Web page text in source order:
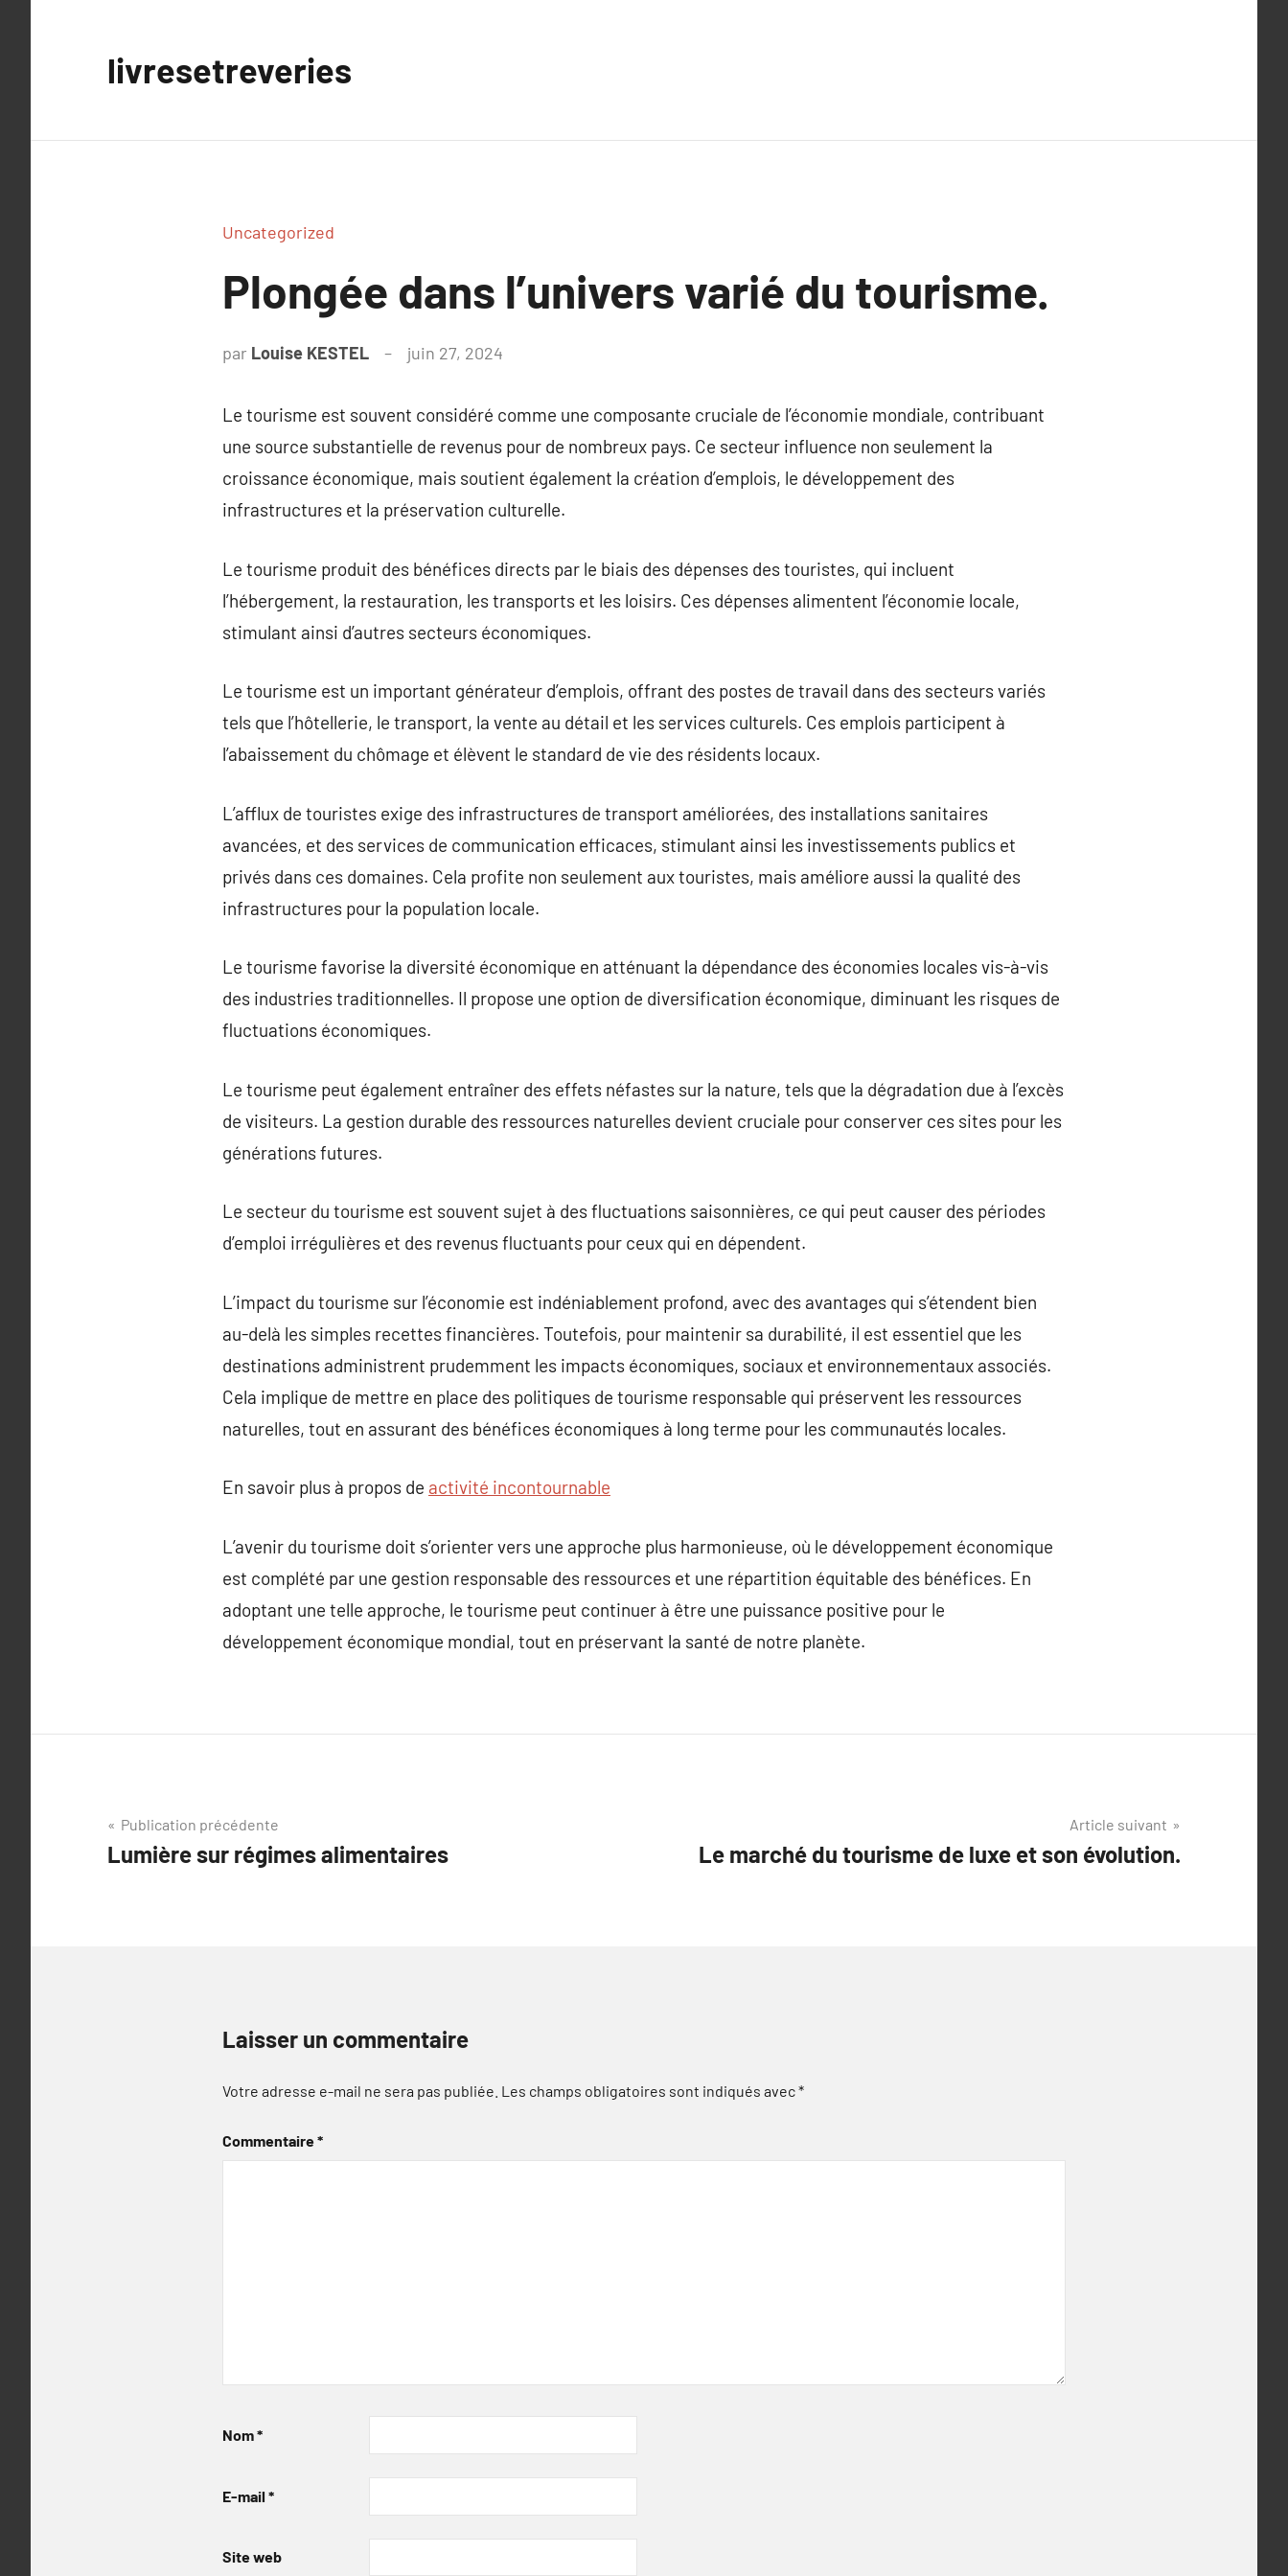
livresetreveries
Uncategorized
Plongée dans l’univers varié du tourisme.
par Louise KESTEL juin 27, 2024
Le tourisme est souvent considéré comme une composante cruciale de l’économie mondiale, contribuant
une source substantielle de revenus pour de nombreux pays. Ce secteur influence non seulement la
croissance économique, mais soutient également la création d’emplois, le développement des
infrastructures et la préservation culturelle.
Le tourisme produit des bénéfices directs par le biais des dépenses des touristes, qui incluent
l’hébergement, la restauration, les transports et les loisirs. Ces dépenses alimentent l’économie locale,
stimulant ainsi d’autres secteurs économiques.
Le tourisme est un important générateur d’emplois, offrant des postes de travail dans des secteurs variés
tels que l’hôtellerie, le transport, la vente au détail et les services culturels. Ces emplois participent à
l’abaissement du chômage et élèvent le standard de vie des résidents locaux.
L’afflux de touristes exige des infrastructures de transport améliorées, des installations sanitaires
avancées, et des services de communication efficaces, stimulant ainsi les investissements publics et
privés dans ces domaines. Cela profite non seulement aux touristes, mais améliore aussi la qualité des
infrastructures pour la population locale.
Le tourisme favorise la diversité économique en atténuant la dépendance des économies locales vis-à-vis
des industries traditionnelles. Il propose une option de diversification économique, diminuant les risques de
fluctuations économiques.
Le tourisme peut également entraîner des effets néfastes sur la nature, tels que la dégradation due à l’excès
de visiteurs. La gestion durable des ressources naturelles devient cruciale pour conserver ces sites pour les
générations futures.
Le secteur du tourisme est souvent sujet à des fluctuations saisonnières, ce qui peut causer des périodes
d’emploi irrégulières et des revenus fluctuants pour ceux qui en dépendent.
L’impact du tourisme sur l’économie est indéniablement profond, avec des avantages qui s’étendent bien
au-delà les simples recettes financières. Toutefois, pour maintenir sa durabilité, il est essentiel que les
destinations administrent prudemment les impacts économiques, sociaux et environnementaux associés.
Cela implique de mettre en place des politiques de tourisme responsable qui préservent les ressources
naturelles, tout en assurant des bénéfices économiques à long terme pour les communautés locales.
En savoir plus à propos de activité incontournable
L’avenir du tourisme doit s’orienter vers une approche plus harmonieuse, où le développement économique
est complété par une gestion responsable des ressources et une répartition équitable des bénéfices. En
adoptant une telle approche, le tourisme peut continuer à être une puissance positive pour le
développement économique mondial, tout en préservant la santé de notre planète.
Navigation
de
Publication précédente
Lumière sur régimes alimentaires
Article suivant
Le marché du tourisme de luxe et son évolution.
Laisser un commentaire
Votre adresse e-mail ne sera pas publiée. Les champs obligatoires sont indiqués avec*
Commentaire*
Nom*
E-mail *
Site web